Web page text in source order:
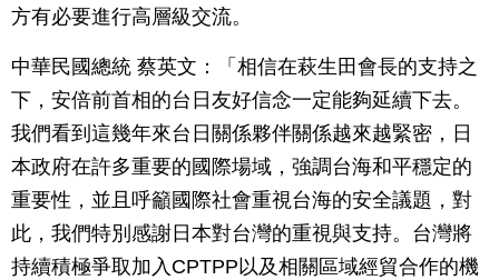
方有必要進行高層級交流。
中華民國總統 蔡英文：「相信在萩生田會長的支持之
下，安倍前首相的台日友好信念一定能夠延續下去。
我們看到這幾年來台日關係夥伴關係越來越緊密，日
本政府在許多重要的國際場域，強調台海和平穩定的
重要性，並且呼籲國際社會重視台海的安全議題，對
此，我們特別感謝日本對台灣的重視與支持。台灣將
持續積極爭取加入CPTPP以及相關區域經貿合作的機